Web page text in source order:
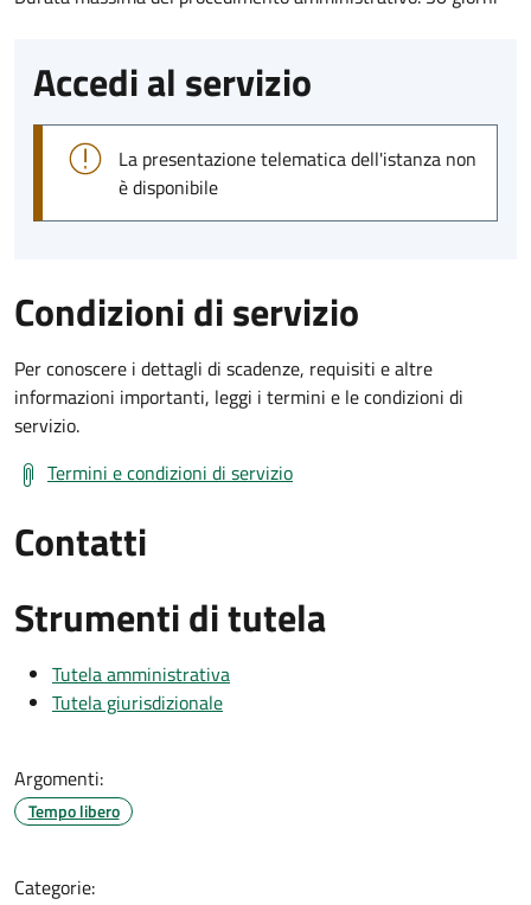
Accedi al servizio
La presentazione telematica dell'istanza non
è disponibile
Condizioni di servizio
Per conoscere i dettagli di scadenze, requisiti e altre
informazioni importanti, leggi i termini e le condizioni di
servizio.
Termini e condizioni di servizio
Contatti
Strumenti di tutela
Tutela amministrativa
Tutela giurisdizionale
Argomenti:
Tempo libero
Categorie: